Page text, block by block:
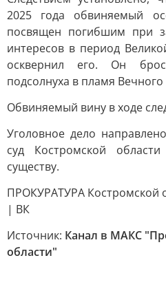
2025 года обвиняемый
посвящен погибшим при
интересов в период
осквернил его. Он
подсолнуха в пламя
Обвиняемый вину в ходе
Уголовное дело
суд Костромской
существу.
ПРОКУРАТУРА Костромской
| ВК
Источник: Канал в МАКС
области"